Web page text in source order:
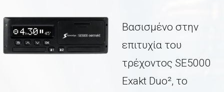
Βασισμένο στην
επιτυχία του
τρέχοντος SE5000
Exakt Duo², το